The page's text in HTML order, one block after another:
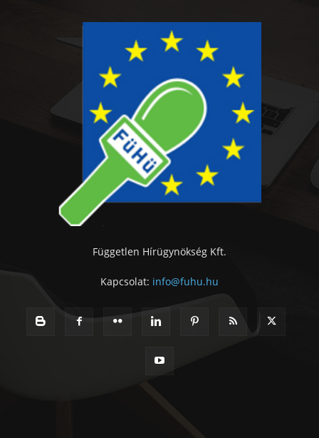
Független Hírügynökség Kft.
Kapcsolat: info@fuhu.hu